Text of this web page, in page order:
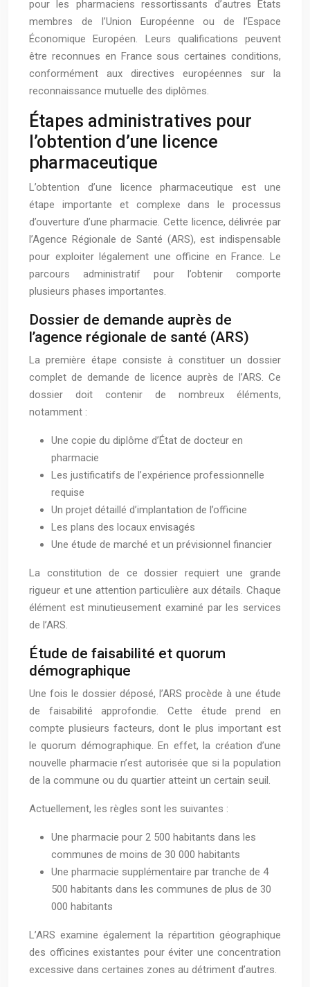
pour les pharmaciens ressortissants d’autres États
membres de l’Union Européenne ou de l’Espace
Économique Européen. Leurs qualifications peuvent
être reconnues en France sous certaines conditions,
conformément aux directives européennes sur la
reconnaissance mutuelle des diplômes.
Étapes administratives pour
l’obtention d’une licence
pharmaceutique
L’obtention d’une licence pharmaceutique est une
étape importante et complexe dans le processus
d’ouverture d’une pharmacie. Cette licence, délivrée par
l’Agence Régionale de Santé (ARS), est indispensable
pour exploiter légalement une officine en France. Le
parcours administratif pour l’obtenir comporte
plusieurs phases importantes.
Dossier de demande auprès de
l’agence régionale de santé (ARS)
La première étape consiste à constituer un dossier
complet de demande de licence auprès de l’ARS. Ce
dossier doit contenir de nombreux éléments,
notamment :
Une copie du diplôme d’État de docteur en
pharmacie
Les justificatifs de l’expérience professionnelle
requise
Un projet détaillé d’implantation de l’officine
Les plans des locaux envisagés
Une étude de marché et un prévisionnel financier
La constitution de ce dossier requiert une grande
rigueur et une attention particulière aux détails. Chaque
élément est minutieusement examiné par les services
de l’ARS.
Étude de faisabilité et quorum
démographique
Une fois le dossier déposé, l’ARS procède à une étude
de faisabilité approfondie. Cette étude prend en
compte plusieurs facteurs, dont le plus important est
le quorum démographique. En effet, la création d’une
nouvelle pharmacie n’est autorisée que si la population
de la commune ou du quartier atteint un certain seuil.
Actuellement, les règles sont les suivantes :
Une pharmacie pour 2 500 habitants dans les
communes de moins de 30 000 habitants
Une pharmacie supplémentaire par tranche de 4
500 habitants dans les communes de plus de 30
000 habitants
L’ARS examine également la répartition géographique
des officines existantes pour éviter une concentration
excessive dans certaines zones au détriment d’autres.